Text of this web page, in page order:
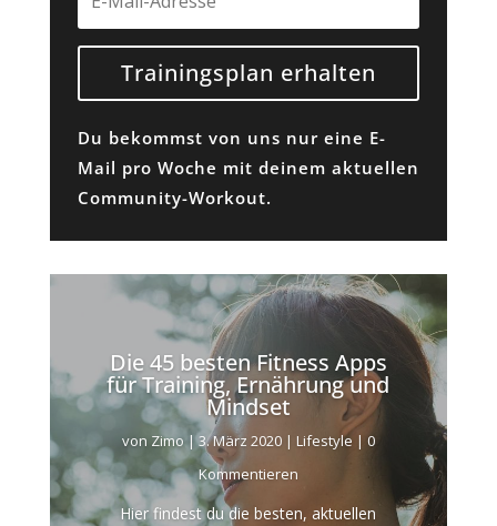
Trainingsplan erhalten
Du bekommst von uns nur eine E-
Mail pro Woche mit deinem aktuellen
Community-Workout.
Die 45 besten Fitness Apps
für Training, Ernährung und
Mindset
von Zimo|3. März 2020| Lifestyle | 0
Kommentieren
Hier findest du die besten, aktuellen